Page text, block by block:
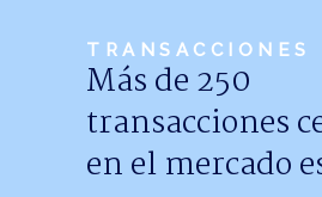
Español
TRANSACCIONES
Más de 250
transacciones
en el mercado